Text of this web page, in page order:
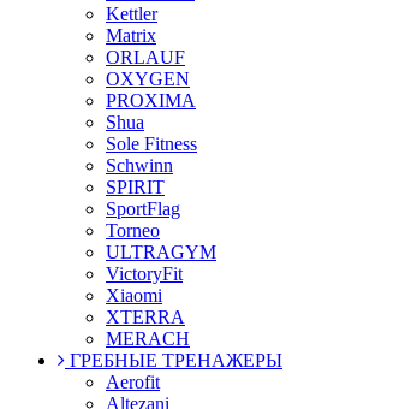
Kettler
Matrix
ORLAUF
OXYGEN
PROXIMA
Shua
Sole Fitness
Schwinn
SPIRIT
SportFlag
Torneo
ULTRAGYM
VictoryFit
Xiaomi
XTERRA
MERACH
ГРЕБНЫЕ ТРЕНАЖЕРЫ
Aerofit
Altezani